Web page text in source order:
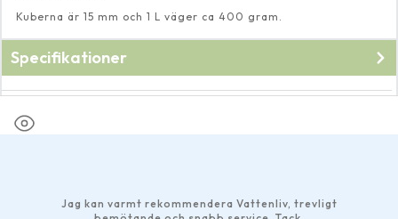
Kuberna är 15 mm och 1 L väger ca 400 gram.
Specifikationer
Jag kan varmt rekommendera Vattenliv, trevligt